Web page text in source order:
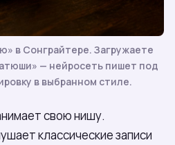
в Сонграйтере. Загружаете
— нейросеть пишет под
в выбранном стиле.
свою нишу.
классические записи